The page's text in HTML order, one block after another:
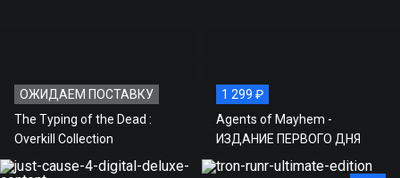
ОЖИДАЕМ ПОСТАВКУ
The Typing of the Dead :
Overkill Collection
1 299 ₽
Agents of Mayhem -
ИЗДАНИЕ ПЕРВОГО ДНЯ